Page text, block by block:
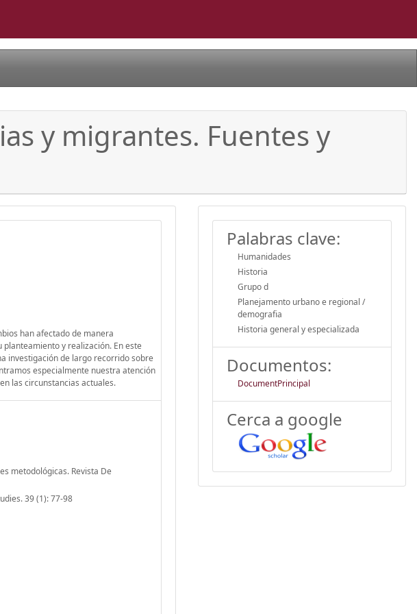
y migrantes. Fuentes y
han afectado de manera
y realización. En este
investigación de largo recorrido sobre
especialmente nuestra atención
las circunstancias actuales.
metodológicas. Revista De
39 (1): 77-98
Palabras clave:
Humanidades
Historia
Grupo d
Planejamento urbano e regional /
demografia
Historia general y especializada
Documentos:
DocumentPrincipal
Cerca a google